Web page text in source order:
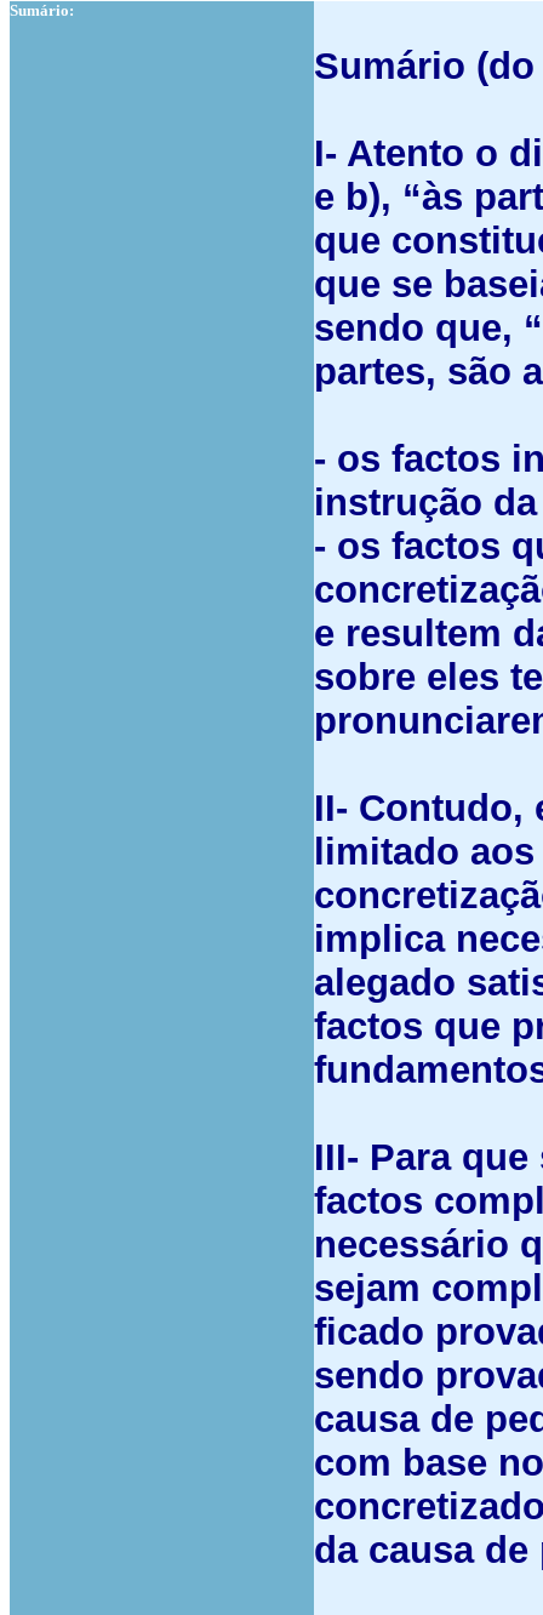
Sumário:
Sumário
I- Atento o
e b), “às
que
que se
sendo que,
partes, são
- os factos
instrução
- os factos
e resultem
sobre eles
II- Contudo,
limitado
implica
alegado
factos que
III- Para
factos
necessário
sejam
ficado
sendo
causa de
com base
da causa